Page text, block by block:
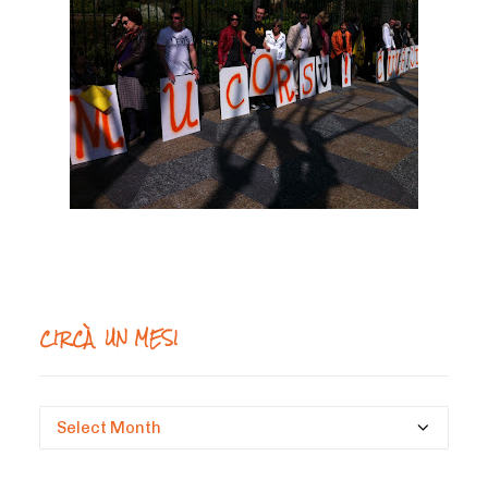
CIRCÀ UN MESI
Circà